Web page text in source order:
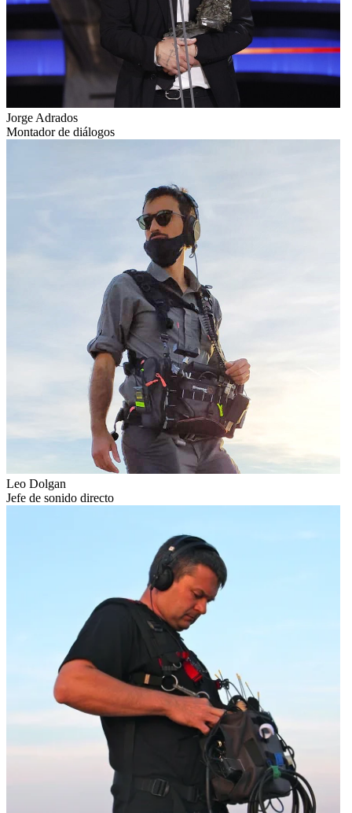
Jorge Adrados
Montador de diálogos
Leo Dolgan
Jefe de sonido directo